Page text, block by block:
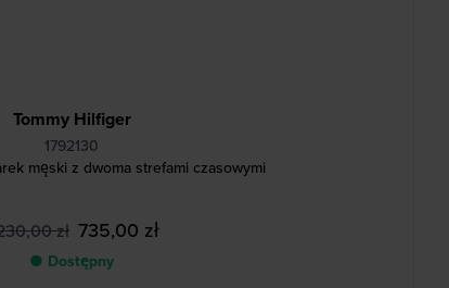
Tommy Hilfiger
1792130
męski z dwoma strefami czasowymi
zł 735,00 zł
● Dostępny